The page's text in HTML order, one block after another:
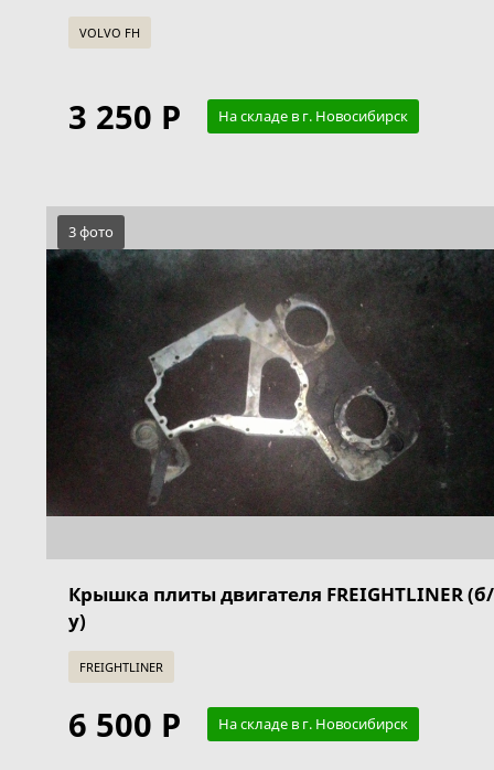
VOLVO FH
3 250 Р На складе в г. Новосибирск
3 фото
Крышка плиты двигателя FREIGHTLINER (б/
у)
FREIGHTLINER
6 500 Р На складе в г. Новосибирск